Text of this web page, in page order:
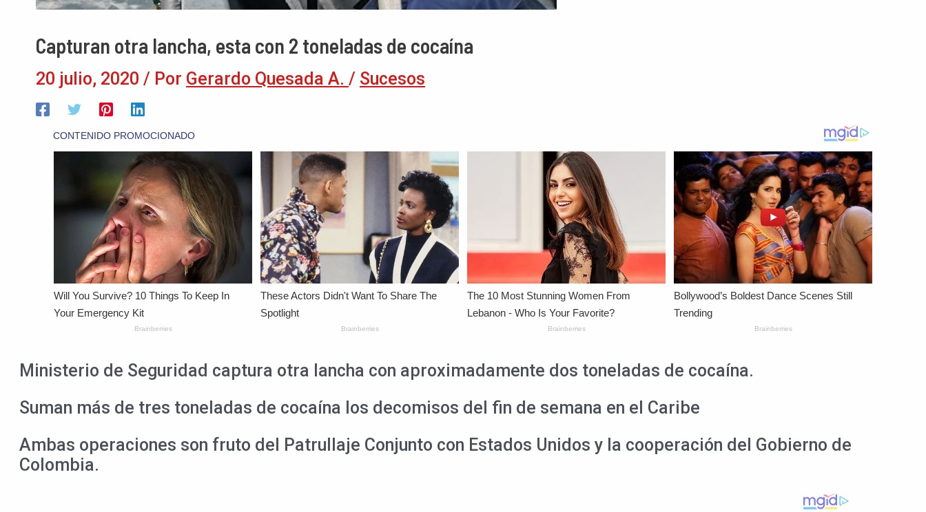
Capturan otra lancha, esta con 2 toneladas de cocaína
20 julio, 2020 / Por Gerardo Quesada A. / Sucesos
Ministerio de Seguridad captura otra lancha con aproximadamente dos toneladas de cocaína.
Suman más de tres toneladas de cocaína los decomisos del fin de semana en el Caribe
Ambas operaciones son fruto del Patrullaje Conjunto con Estados Unidos y la cooperación del Gobierno de
Colombia.